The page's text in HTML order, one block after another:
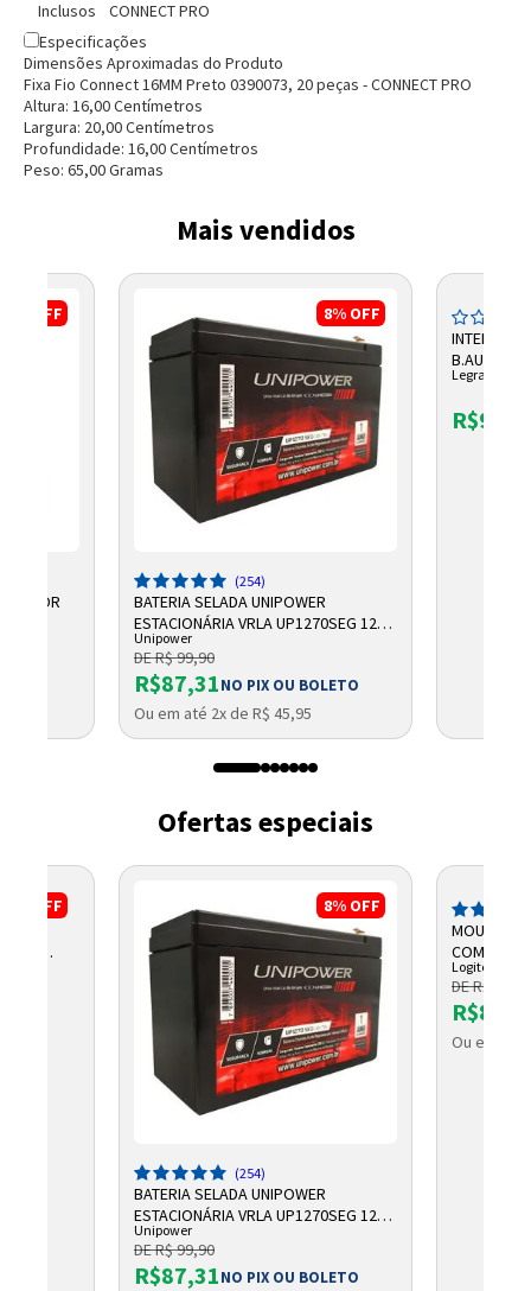
Entendi
Entendi
Entendi
Inclusos
CONNECT PRO
Especificações
Dimensões Aproximadas do Produto
Fixa Fio Connect 16MM Preto 0390073, 20 peças - CONNECT PRO
Altura: 16,00Centímetros
Largura: 20,00Centímetros
Profundidade: 16,00Centímetros
Peso: 65,00Gramas
Mais vendidos
OFF 8% OFF
(254)
BATERIA SELADA UNIPOWER
ESTACIONÁRIA VRLA UP1270SEG 12V
7AH F187
Unipower
DE R$ 99,90
R$87,31NO PIX OU BOLETO
Ou em até 2x de R$ 45,95
611010BC
Legrand
R$9,41
Ofertas especiais
OFF
8% OFF
(254)
BATERIA SELADA UNIPOWER
ESTACIONÁRIA VRLA UP1270SEG 12V
7AH F187
Unipower
DE R$ 99,90
R$87,31NO PIX OU BOLETO
MOUSE
Logitech
DE R$ 88,78
Ou em até